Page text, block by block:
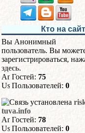
Кто на
Вы Анонимный
пользователь. Вы
зарегистрироваться,
здесь.
Гостей: 75
Пользователей: 0
tuva.info
Гостей: 78
Пользователей: 0